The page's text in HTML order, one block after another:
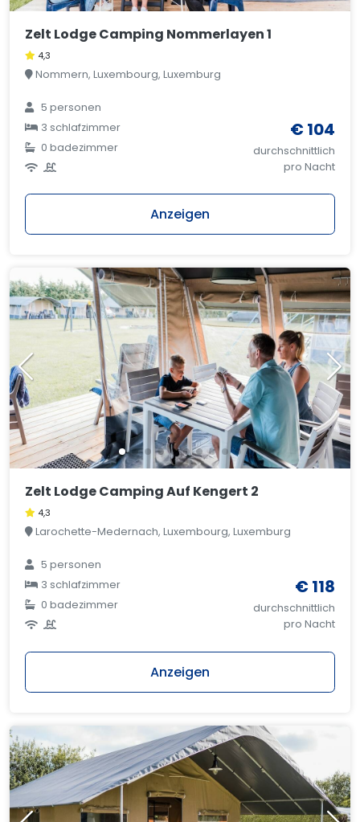
Zelt Lodge Camping Nommerlayen 1
4,3
Nommern, Luxembourg, Luxemburg
5 personen
3 schlafzimmer
0 badezimmer
€ 104
durchschnittlich
pro Nacht
Anzeigen
Zelt Lodge Camping Auf Kengert 2
4,3
Larochette-Medernach, Luxembourg, Luxemburg
5 personen
3 schlafzimmer
0 badezimmer
€ 118
durchschnittlich
pro Nacht
Anzeigen